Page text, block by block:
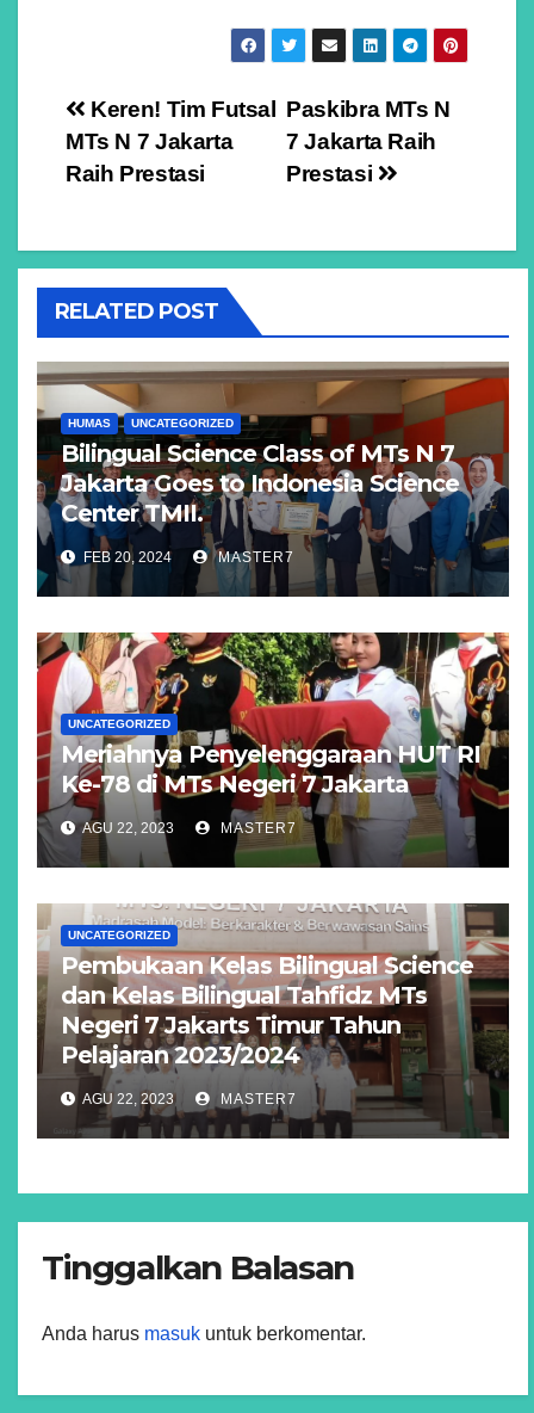
Navigasi
pos
Paskibra MTs N
7 Jakarta Raih
Prestasi
Keren! Tim Futsal
MTs N 7 Jakarta
Raih Prestasi
RELATED POST
HUMAS UNCATEGORIZED
Bilingual Science Class of MTs N 7
Jakarta Goes to Indonesia Science
Center TMII.
FEB 20, 2024 MASTER7
UNCATEGORIZED
Meriahnya Penyelenggaraan HUT RI
Ke-78 di MTs Negeri 7 Jakarta
AGU 22, 2023 MASTER7
UNCATEGORIZED
Pembukaan Kelas Bilingual Science
dan Kelas Bilingual Tahfidz MTs
Negeri 7 Jakarts Timur Tahun
Pelajaran 2023/2024
AGU 22, 2023 MASTER7
Tinggalkan Balasan
Anda harus masuk untuk berkomentar.